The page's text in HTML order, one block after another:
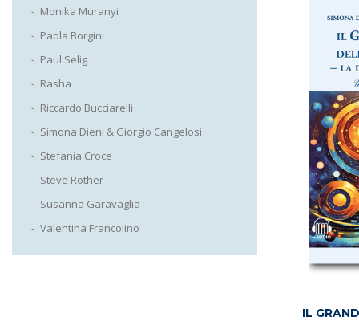
IL
Monika Muranyi
Paola Borgini
Paul Selig
Rasha
Riccardo Bucciarelli
Simona Dieni & Giorgio Cangelosi
Stefania Croce
Steve Rother
Susanna Garavaglia
Valentina Francolino